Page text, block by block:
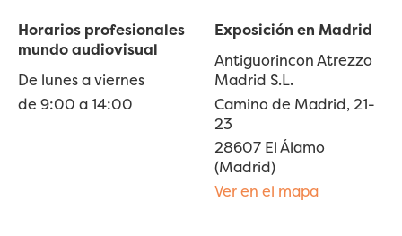
Horarios profesionales
mundo audiovisual
De lunes a viernes
de 9:00 a 14:00
Exposición en Madrid
Antiguorincon Atrezzo
Madrid S.L.
Camino de Madrid, 21-
23
28607 El Álamo
(Madrid)
Ver en el mapa